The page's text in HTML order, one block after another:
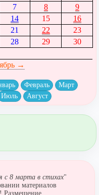
7 8
9
14 15
16
21 22
23
28 29
30
→
Февраль
Март
Июль Август
с 8 марта в стихах"
материалов
Размещение